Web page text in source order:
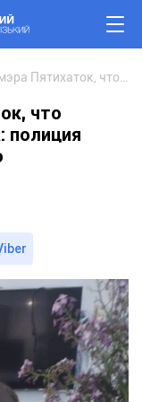
что
полиция